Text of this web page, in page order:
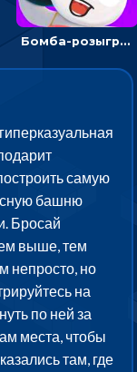
Бомба-розыгрыш: передавай и беги – 3D гиперказуалка
самую
башню
Бросай
выше, тем
непросто, но
на
по ней за
места, чтобы
там, где